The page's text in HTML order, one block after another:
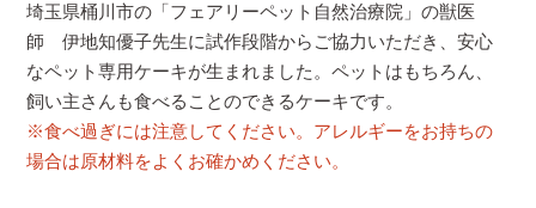
埼玉県桶川市の「フェアリーペット自然治療院」の獣医
師 伊地知優子先生に試作段階からご協力いただき、安心
なペット専用ケーキが生まれました。ペットはもちろん、
飼い主さんも食べることのできるケーキです。
※食べ過ぎには注意してください。アレルギーをお持ちの
場合は原材料をよくお確かめください。